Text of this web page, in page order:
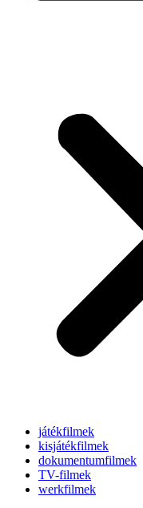
játékfilmek
kisjátékfilmek
dokumentumfilmek
TV-filmek
werkfilmek